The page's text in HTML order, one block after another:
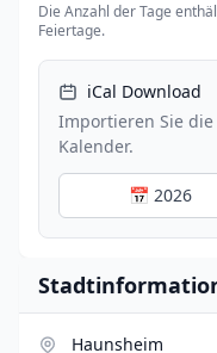
Die Anzahl der Tage
Feiertage.
iCal Download
Importieren Sie
Kalender.
📅 2026
Haunsheim